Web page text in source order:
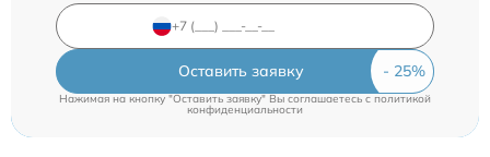
Оставить заявку
Нажимая на кнопку "Оставить заявку" Вы соглашаетесь cполитикой
конфиденциальности